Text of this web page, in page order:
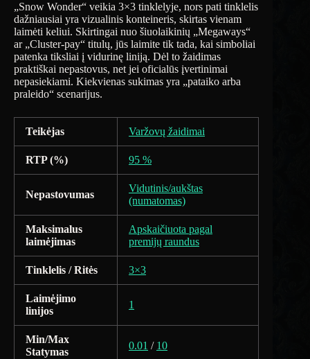
„Snow Wonder“ veikia 3×3 tinklelyje, nors pati tinklelis
dažniausiai yra vizualinis konteineris, skirtas vienam
laimėti keliui. Skirtingai nuo šiuolaikinių „Megaways“
ar „Cluster-pay“ titulų, jūs laimite tik tada, kai simboliai
patenka tiksliai į vidurinę liniją. Dėl to žaidimas
praktiškai nepastovus, net jei oficialūs įvertinimai
nepasiekiami. Kiekvienas sukimas yra „pataiko arba
praleido“ scenarijus.
Teikėjas Varžovų žaidimai
RTP (%) 95 %
Nepastovumas
Vidutinis/aukštas
(numatomas)
Maksimalus
laimėjimas
Apskaičiuota pagal
premijų raundus
Tinklelis / Ritės 3×3
Laimėjimo
linijos
1
Min/Max
Statymas
0.01 / 10